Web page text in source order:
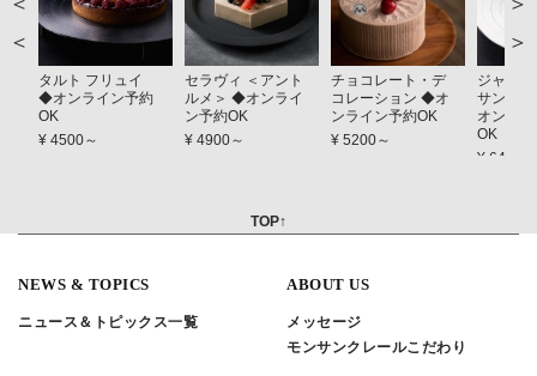
タルト フリュイ
◆オンライン予約
OK
¥ 4500～
セラヴィ ＜アント
ルメ＞ ◆オンライ
ン予約OK
¥ 4900～
チョコレート・デ
コレーション ◆オ
ンライン予約OK
¥ 5200～
ジャー
サンス
オンラ
OK
¥ 6400
＜
TOP↑
NEWS & TOPICS
ニュース＆トピックス一覧
ABOUT US
メッセージ
モンサンクレールこだわり